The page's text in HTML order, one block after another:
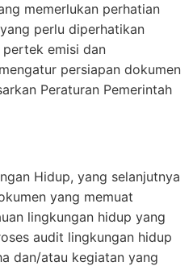
memerlukan perhatian
perlu diperhatikan
emisi dan
persiapan dokumen
Peraturan Pemerintah
Hidup, yang selanjutnya
yang memuat
lingkungan hidup yang
audit lingkungan hidup
dan/atau kegiatan yang